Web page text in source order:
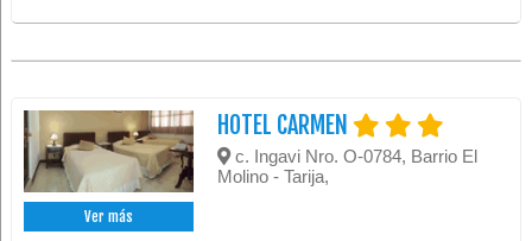
Ver más
HOTEL CARMEN
c. Ingavi Nro. O-0784, Barrio El
Molino - Tarija,